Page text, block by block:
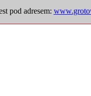
pod adresem: